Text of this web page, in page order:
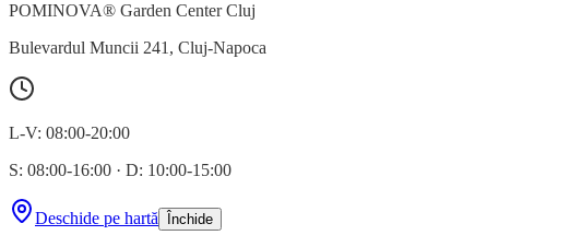
POMINOVA® Garden Center Cluj
Bulevardul Muncii 241 , Cluj-Napoca
L-V: 08:00-20:00
S: 08:00-16:00 · D: 10:00-15:00
Deschide pe hartă Închide